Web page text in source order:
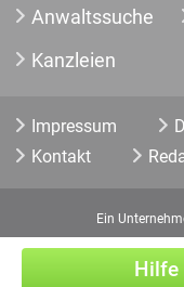
Hilfe
Anwaltssuche
Kanzleien
Impressum
Kontakt
Ein